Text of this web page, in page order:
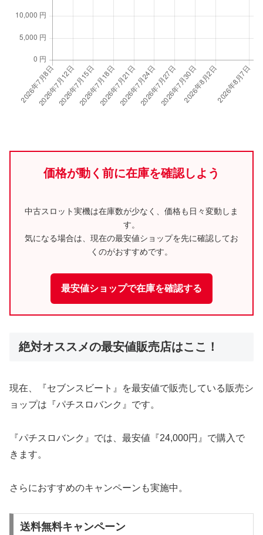
価格が動く前に在庫を確認しよう
中古スロット実機は在庫数が少なく、価格も日々変動しま
す。
気になる場合は、現在の最安値ショップを先に確認してお
くのがおすすめです。
最安値ショップで在庫を確認する
絶対オススメの最安値販売店はここ！
現在、『セブンスビート』を最安値で販売している販売シ
ョップは『パチスロバンク』です。
『パチスロバンク』では、最安値『24,000円』で購入で
きます。
さらにおすすめのキャンペーンも実施中。
送料無料キャンペーン